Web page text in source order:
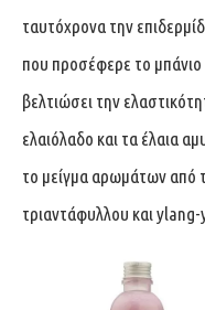
ταυτόχρονα την
που προσέφερε το μπάνιο
βελτιώσει την
ελαιόλαδο και τα έλαια
το μείγμα αρωμάτων από
τριαντάφυλλου και